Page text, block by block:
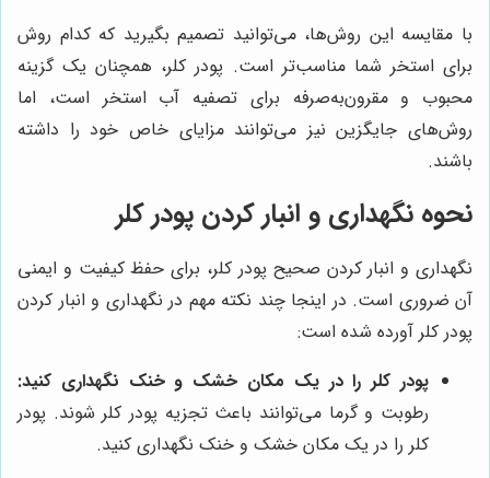
با مقایسه این روش‌ها، می‌توانید تصمیم بگیرید که کدام روش
برای استخر شما مناسب‌تر است. پودر کلر، همچنان یک گزینه
محبوب و مقرون‌به‌صرفه برای تصفیه آب استخر است، اما
روش‌های جایگزین نیز می‌توانند مزایای خاص خود را داشته
باشند.
نحوه نگهداری و انبار کردن پودر کلر
نگهداری و انبار کردن صحیح پودر کلر، برای حفظ کیفیت و ایمنی
آن ضروری است. در اینجا چند نکته مهم در نگهداری و انبار کردن
پودر کلر آورده شده است:
پودر کلر را در یک مکان خشک و خنک نگهداری کنید:
رطوبت و گرما می‌توانند باعث تجزیه پودر کلر شوند. پودر
کلر را در یک مکان خشک و خنک نگهداری کنید.